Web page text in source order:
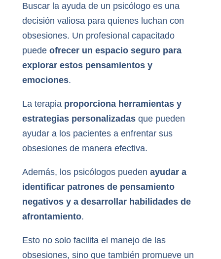
Buscar la ayuda de un psicólogo es una
decisión valiosa para quienes luchan con
obsesiones. Un profesional capacitado
puede ofrecer un espacio seguro para
explorar estos pensamientos y
emociones.
La terapia proporciona herramientas y
estrategias personalizadasque pueden
ayudar a los pacientes a enfrentar sus
obsesiones de manera efectiva.
Además, los psicólogos pueden ayudar a
identificar patrones de pensamiento
negativos y a desarrollar habilidades de
afrontamiento.
Esto no solo facilita el manejo de las
obsesiones, sino que también promueve un